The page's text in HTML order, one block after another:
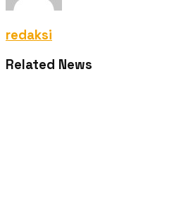
redaksi
Related News